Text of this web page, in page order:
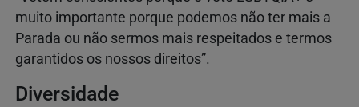
muito importante porque podemos não ter mais a
Parada ou não sermos mais respeitados e termos
garantidos os nossos direitos”.
Diversidade